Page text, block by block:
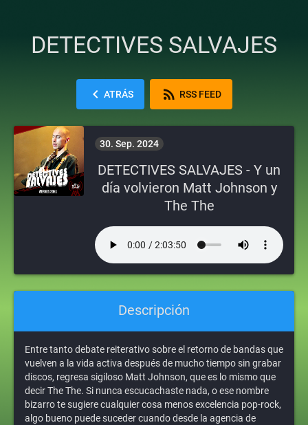
DETECTIVES SALVAJES
chevron_left ATRÁS rss_feed RSS FEED
30. Sep. 2024
DETECTIVES SALVAJES - Y un
día volvieron Matt Johnson y
The The
Descripción
Entre tanto debate reiterativo sobre el retorno de bandas que
vuelven a la vida activa después de mucho tiempo sin grabar
discos, regresa sigiloso Matt Johnson, que es lo mismo que
decir The The. Si nunca escucachaste nada, o ese nombre
bizarro te sugiere cualquier cosa menos excelencia pop-rock,
algo bueno puede suceder cuando desde la agencia de